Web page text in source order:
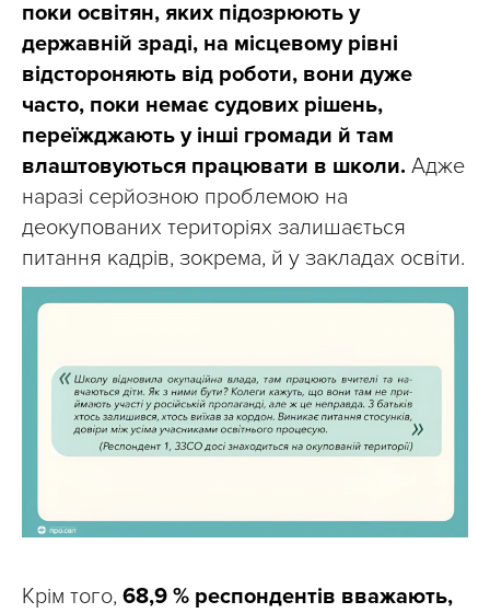
поки освітян, яких підозрюють у
державній зраді, на місцевому рівні
відстороняють від роботи, вони дуже
часто, поки немає судових рішень,
переїжджають у інші громади й там
влаштовуються працювати в школи. Адже
наразі серйозною проблемою на
деокупованих територіях залишається
питання кадрів, зокрема, й у закладах освіти.
Крім того, 68,9 % респондентів вважають,